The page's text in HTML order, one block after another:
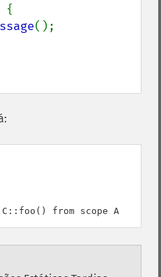
{
();